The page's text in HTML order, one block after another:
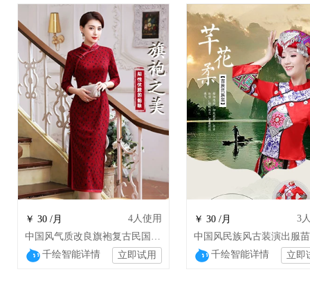
￥ 30 /月 4人使用
中国风气质改良旗袍复古民国长款性感优雅旗袍gss
千绘智能详情
立即试用
￥ 30 /月 3
千绘智能详情 立即